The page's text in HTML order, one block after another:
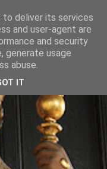
to deliver its services
and user-agent are
and security
generate usage
abuse.
IT